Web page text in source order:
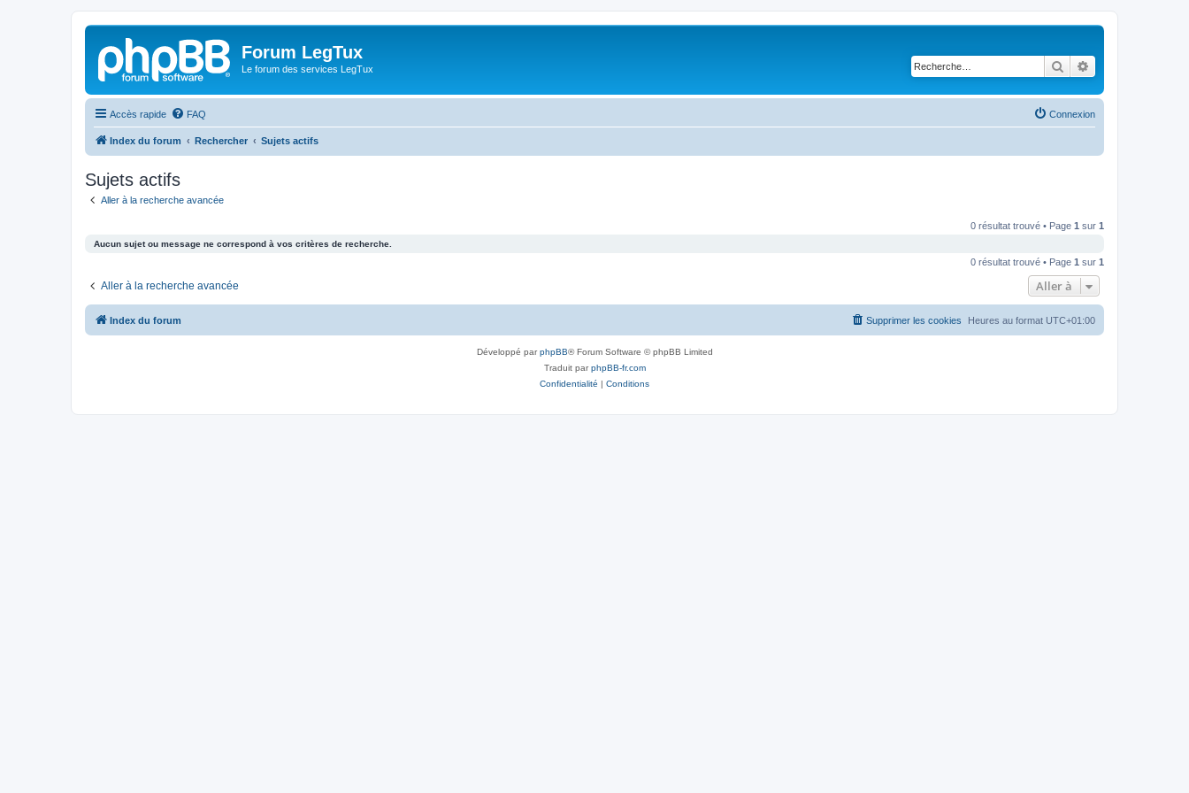
Forum LegTux
Le forum des services LegTux Rechercher
Accès rapide FAQ Connexion
Index du forum Rechercher Sujets actifs
Sujets actifs
Aller à la recherche avancée
0 résultat trouvé • Page 1 sur 1
Aucun sujet ou message ne correspond à vos critères de recherche.
0 résultat trouvé • Page 1 sur 1
Aller à la recherche avancée Aller à
Index du forum Heures au format UTC+01:00
Supprimer les cookies
Développé parphpBB® Forum Software © phpBB Limited
Traduit parphpBB-fr.com
Confidentialité | Conditions